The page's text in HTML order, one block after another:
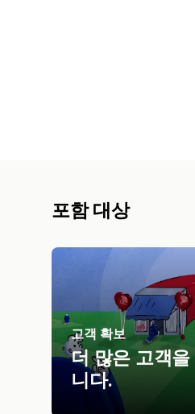
포함 대상
고객 확보
더 많은 고객
니다.